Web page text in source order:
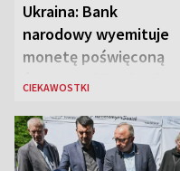
Ukraina: Bank
narodowy wyemituje
monetę poświęconą
św. Janowi Pawłowi II
CIEKAWOSTKI